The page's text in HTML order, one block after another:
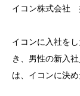
イコン株式会社
イコンに入社を
き、男性の新入
は、イコンに決